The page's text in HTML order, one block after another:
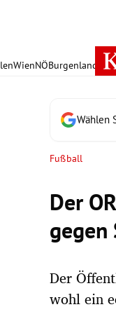
WienNÖBurgenland
Wählen
Fußball
Der
gegen
Der
wohl ein